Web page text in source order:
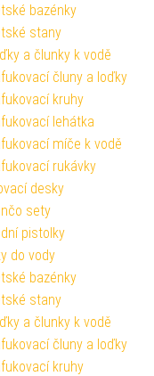
bazénky
stany
a člunky k vodě
čluny a loďky
kruhy
lehátka
míče k vodě
rukávky
desky
sety
pistolky
do vody
bazénky
stany
a člunky k vodě
čluny a loďky
kruhy